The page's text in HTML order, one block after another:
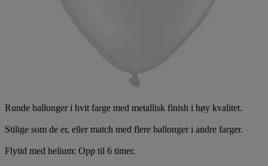
Runde ballonger i hvit farge med metallisk finish i høy kvalitet.
Stilige som de er, eller match med flere ballonger i andre farger.
Flytid med helium: Opp til 6 timer.